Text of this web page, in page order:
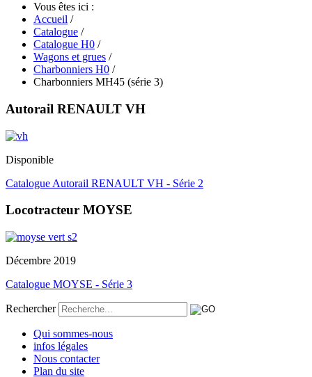
Vous êtes ici :
Accueil /
Catalogue /
Catalogue H0 /
Wagons et grues /
Charbonniers H0 /
Charbonniers MH45 (série 3)
Autorail RENAULT VH
Disponible
Catalogue Autorail RENAULT VH - Série 2
Locotracteur MOYSE
Décembre 2019
Catalogue MOYSE - Série 3
Rechercher
Qui sommes-nous
infos légales
Nous contacter
Plan du site